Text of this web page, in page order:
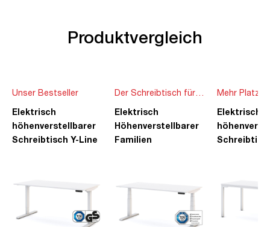
Produktvergleich
Unser Bestseller
Elektrisch
höhenverstellbarer
Schreibtisch Y-Line
Der Schreibtisch für
die ganze Familie
Elektrisch
Höhenverstellbarer
Familien
Mehr Platz
Ideen
Elektrisch